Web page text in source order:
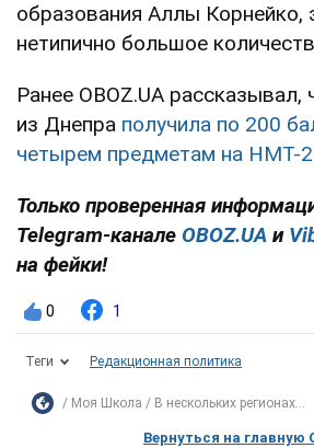
образования Аллы Корнейко,
нетипично большое
Ранее OBOZ.UA рассказывал,
из Днепра получила по 200
четырем предметам на НМТ-
Только проверенная
Telegram-канале OBOZ.UA и
на фейки!
0 1
Теги Редакционная политика
Моя Школа В нескольких регионах...
Вернуться на главную